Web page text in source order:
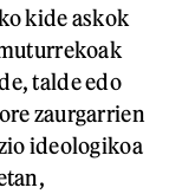
kide askok
talde edo
zaurgarrien
ideologikoa